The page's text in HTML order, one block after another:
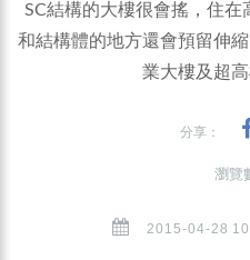
SC結構的大樓很會搖，住
和結構體的地方還會預留伸
業大樓及超
分享：
瀏覽
2015-04-28